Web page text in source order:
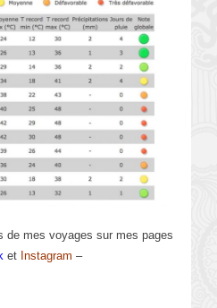
de mes voyages sur mes pages
et Instagram –